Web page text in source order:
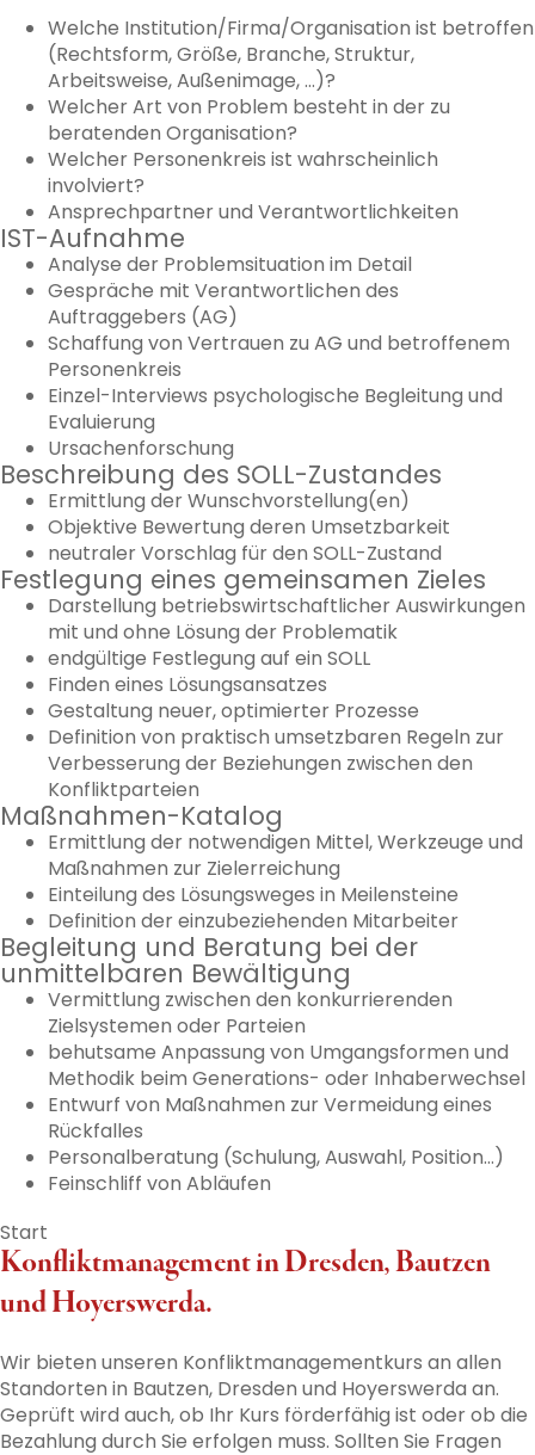
Welche Institution/Firma/Organisation ist betroffen
(Rechtsform, Größe, Branche, Struktur,
Arbeitsweise, Außenimage, …)?
Welcher Art von Problem besteht in der zu
beratenden Organisation?
Welcher Personenkreis ist wahrscheinlich
involviert?
Ansprechpartner und Verantwortlichkeiten
IST-Aufnahme
Analyse der Problemsituation im Detail
Gespräche mit Verantwortlichen des
Auftraggebers (AG)
Schaffung von Vertrauen zu AG und betroffenem
Personenkreis
Einzel-Interviews psychologische Begleitung und
Evaluierung
Ursachenforschung
Beschreibung des SOLL-Zustandes
Ermittlung der Wunschvorstellung(en)
Objektive Bewertung deren Umsetzbarkeit
neutraler Vorschlag für den SOLL-Zustand
Festlegung eines gemeinsamen Zieles
Darstellung betriebswirtschaftlicher Auswirkungen
mit und ohne Lösung der Problematik
endgültige Festlegung auf ein SOLL
Finden eines Lösungsansatzes
Gestaltung neuer, optimierter Prozesse
Definition von praktisch umsetzbaren Regeln zur
Verbesserung der Beziehungen zwischen den
Konfliktparteien
Maßnahmen-Katalog
Ermittlung der notwendigen Mittel, Werkzeuge und
Maßnahmen zur Zielerreichung
Einteilung des Lösungsweges in Meilensteine
Definition der einzubeziehenden Mitarbeiter
Begleitung und Beratung bei der
unmittelbaren Bewältigung
Vermittlung zwischen den konkurrierenden
Zielsystemen oder Parteien
behutsame Anpassung von Umgangsformen und
Methodik beim Generations- oder Inhaberwechsel
Entwurf von Maßnahmen zur Vermeidung eines
Rückfalles
Personalberatung (Schulung, Auswahl, Position…)
Feinschliff von Abläufen
Start
Konfliktmanagement in Dresden, Bautzen
und Hoyerswerda.
Wir bieten unseren Konfliktmanagementkurs an allen
Standorten in Bautzen, Dresden und Hoyerswerda an.
Geprüft wird auch, ob Ihr Kurs förderfähig ist oder ob die
Bezahlung durch Sie erfolgen muss. Sollten Sie Fragen